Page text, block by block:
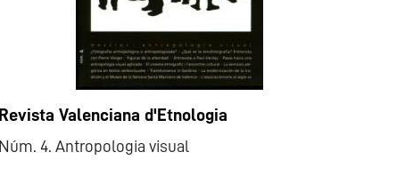
Revista Valenciana d'Etnologia
Núm. 4. Antropologia visual